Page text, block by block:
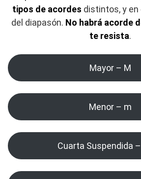
tipos de acordes distintos, y
del diapasón. No habrá acorde
te resista.
Mayor – M
Menor – m
Cuarta Suspendida